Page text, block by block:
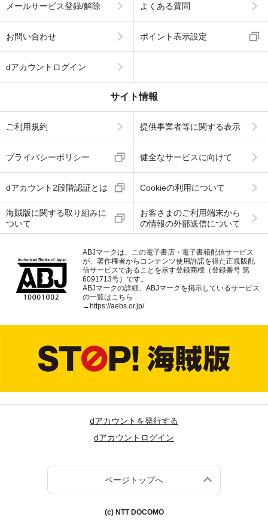
メールサービス登録/解除 よくある質問
お問い合わせ ポイント表示設定
dアカウントログイン
サイト情報
ご利用規約 提供事業者等に関する表示
プライバシーポリシー 健全なサービスに向けて
dアカウント2段階認証とは Cookieの利用について
海賊版に関する取り組みに
ついて
お客さまのご利用端末から
の情報の外部送信について
ABJマークは、この電子書店・電子書籍配信サービス
が、著作権者からコンテンツ使用許諾を得た正規版配
信サービスであることを示す登録商標（登録番号 第
6091713号）です。
ABJマークの詳細、ABJマークを掲示しているサービス
の一覧はこちら
→https://aebs.or.jp/
dアカウントを発行する
dアカウントログイン
ページトップへ
(c) NTT DOCOMO